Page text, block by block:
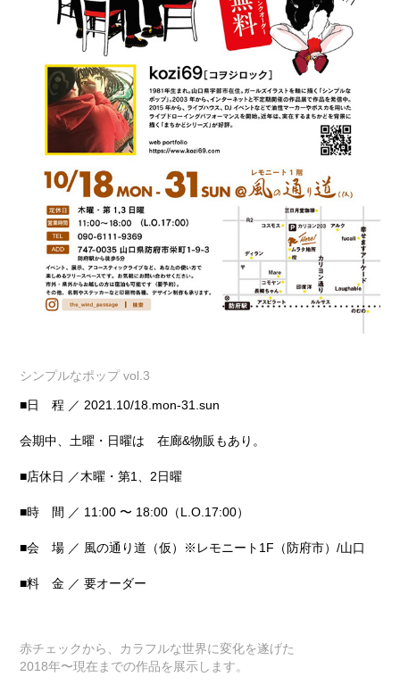
シンプルなポップ vol.3
■日 程 ／ 2021.10/18.mon-31.sun
会期中、土曜・日曜は 在廊&物販もあり。
■店休日 ／木曜・第1、2日曜
■時 間 ／ 11:00 〜 18:00（L.O.17:00）
■会 場 ／ 風の通り道（仮）※レモニート1F（防府市）/山口
■料 金 ／ 要オーダー
赤チェックから、カラフルな世界に変化を遂げた
2018年〜現在までの作品を展示します。